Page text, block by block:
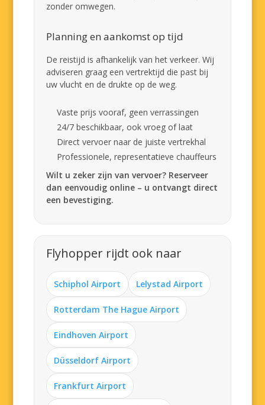
zonder omwegen.
Planning en aankomst op tijd
De reistijd is afhankelijk van het verkeer. Wij
adviseren graag een vertrektijd die past bij
uw vlucht en de drukte op de weg.
Vaste prijs vooraf, geen verrassingen
24/7 beschikbaar, ook vroeg of laat
Direct vervoer naar de juiste vertrekhal
Professionele, representatieve chauffeurs
Wilt u zeker zijn van vervoer? Reserveer
dan eenvoudig online – u ontvangt direct
een bevestiging.
Flyhopper rijdt ook naar
Schiphol Airport Lelystad Airport
Rotterdam The Hague Airport
Eindhoven Airport
Düsseldorf Airport
Frankfurt Airport